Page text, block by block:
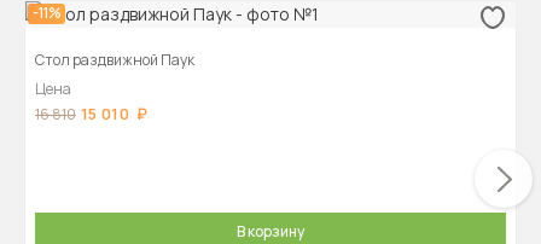
-11%
Стол раздвижной Паук
Цена
16 810 15 010
В корзину